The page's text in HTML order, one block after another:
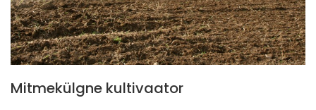
Mitmekülgne kultivaator